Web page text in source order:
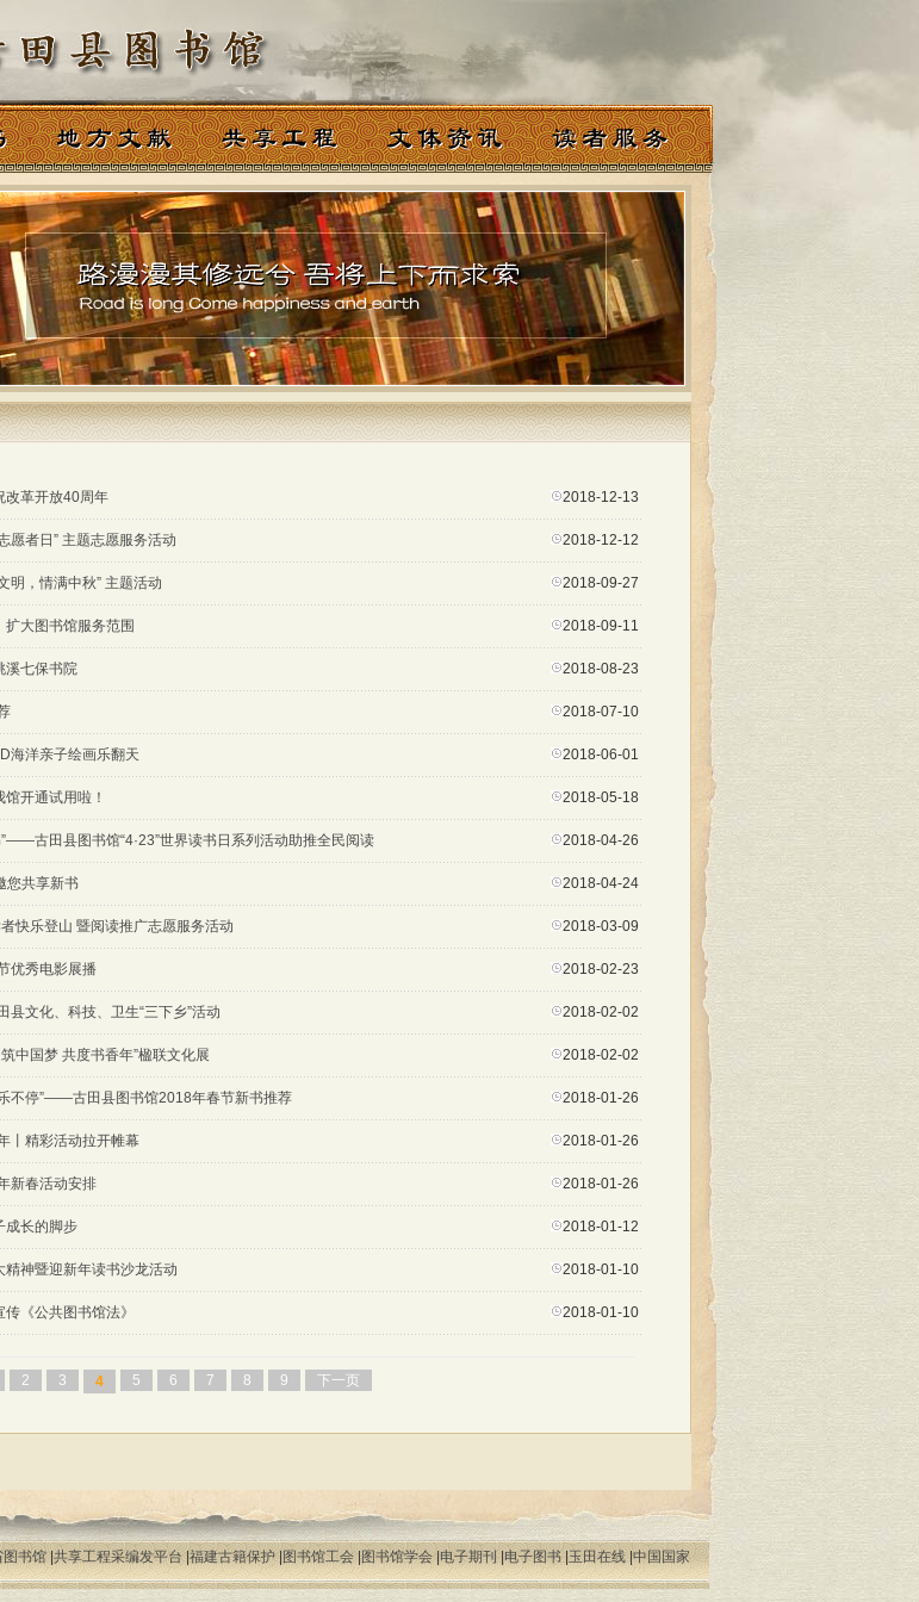
革开放40周年 2018-12-13
愿者日” 主题志愿服务活动 2018-12-12
明，情满中秋” 主题活动 2018-09-27
大图书馆服务范围 2018-09-11
溪七保书院 2018-08-23
2018-07-10
海洋亲子绘画乐翻天 2018-06-01
开通试用啦！ 2018-05-18
”——古田县图书馆“4·23”世界读书日系列活动助推全民阅读 2018-04-26
您共享新书 2018-04-24
快乐登山 暨阅读推广志愿服务活动 2018-03-09
优秀电影展播 2018-02-23
县文化、科技、卫生“三下乡”活动 2018-02-02
中国梦 共度书香年”楹联文化展 2018-02-02
不停”——古田县图书馆2018年春节新书推荐 2018-01-26
丨精彩活动拉开帷幕 2018-01-26
新春活动安排 2018-01-26
成长的脚步 2018-01-12
精神暨迎新年读书沙龙活动 2018-01-10
《公共图书馆法》 2018-01-10
2 3 4 5 6 7 8 9 下一页
图书馆|共享工程采编发平台|福建古籍保护| 图书馆工会|图书馆学会| 电子期刊| 电子图书|玉田在线 |中国国家